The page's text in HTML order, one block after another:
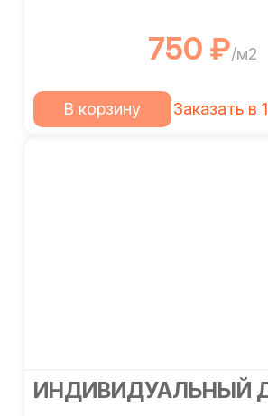
750 ₽/м2
В корзину Заказать в
ИНДИВИДУАЛЬНЫЙ